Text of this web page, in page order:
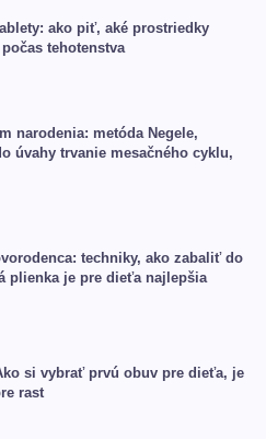
ako piť, aké prostriedky
tehotenstva
narodenia: metóda Negele,
úvahy trvanie mesačného cyklu,
techniky, ako zabaliť do
plienka je pre dieťa najlepšia
si vybrať prvú obuv pre dieťa, je
rast